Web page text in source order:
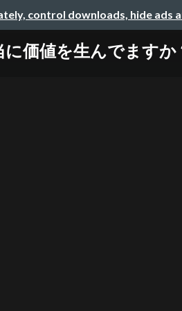
control downloads, hide ads
に価値を生んでますか